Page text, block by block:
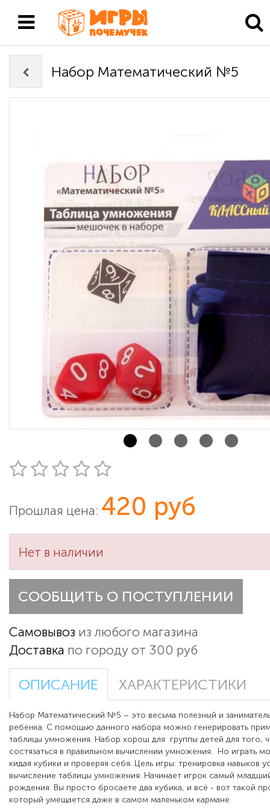
Набор Математический №5
Прошлая цена: 420 руб
Нет в наличии
СООБЩИТЬ О ПОСТУПЛЕНИИ
Самовывоз из любого магазина
Доставка по городу от 300 руб
ОПИСАНИЕ ХАРАКТЕРИСТИКИ
Набор Математический №5 – это весьма полезный и
ребенка. С помощью данного набора можно генерировать
таблицы умножения. Набор хорош для группы детей для того,
состязаться в правильном вычислении умножения. Но играть
кидая кубики и проверяя себя. Цель игры: тренировка навыков
вычисление таблицы умножения. Начинает игрок самый
рождения. Вы просто бросаете два кубика, и всё - вот такой
который умещается даже в самом маленьком кармане.